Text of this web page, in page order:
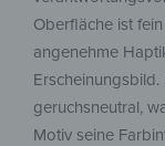
Oberfläche ist
angenehme
geruchsneutral,
Motiv seine